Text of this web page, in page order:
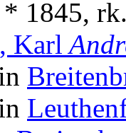
* 1845,
, Karl